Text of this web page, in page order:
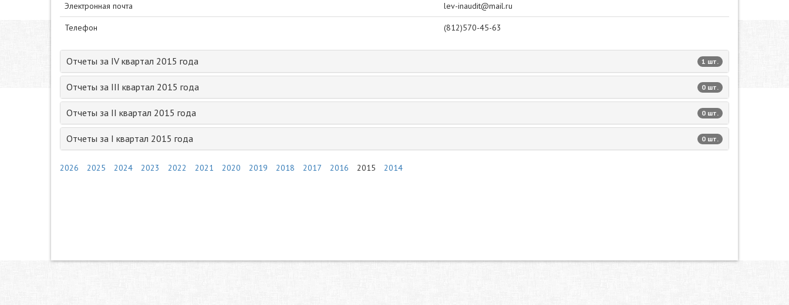
Электронная почта lev-inaudit@mail.ru
Телефон (812)570-45-63
Отчеты за IV квартал 2015 года 1 шт.
Отчеты за III квартал 2015 года 0 шт.
Отчеты за II квартал 2015 года 0 шт.
Отчеты за I квартал 2015 года 0 шт.
2026 2025 2024 2023 2022 2021 2020 2019 2018 2017 2016 2015 2014